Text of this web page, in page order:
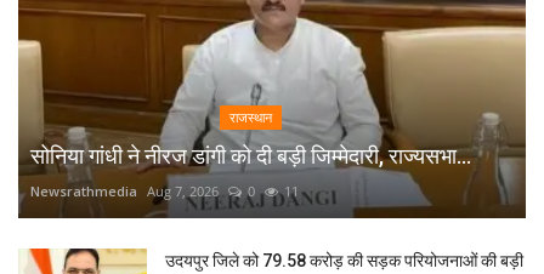
राजस्थान
सोनिया गांधी ने नीरज डांगी को दी बड़ी जिम्मेदारी, राज्यसभा...
Newsrathmedia Aug 7, 2026 0 11
उदयपुर जिले को 79.58 करोड़ की सड़क परियोजनाओं की बड़ी